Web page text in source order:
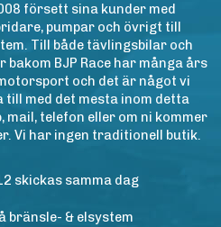
försett sina kunder med
pumpar och övrigt till
Till både tävlingsbilar och
BJP Race har många års
och det är något vi
till med det mesta inom detta
mail, telefon eller om ni kommer
Vi har ingen traditionell butik.
skickas samma dag
bränsle- & elsystem